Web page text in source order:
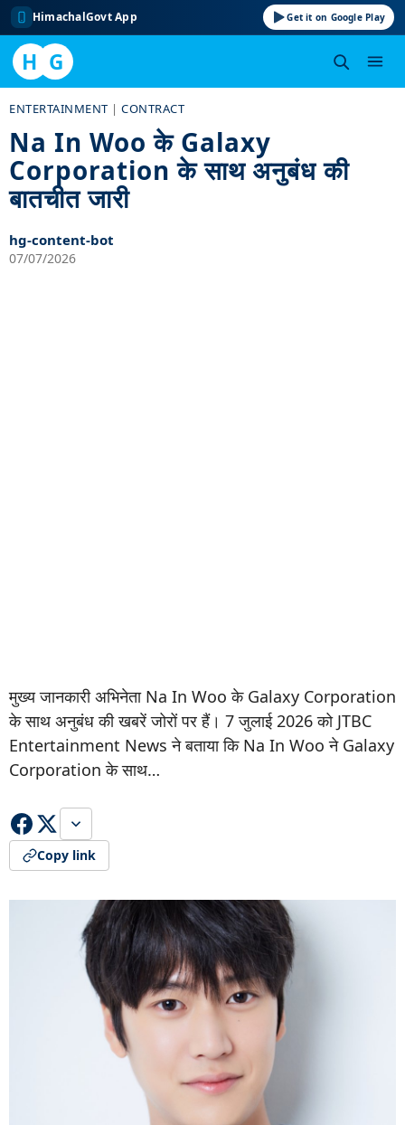
HimachalGovt App Get it on Google Play
H G
content
ENTERTAINMENT |CONTRACT
Na In Woo के Galaxy
Corporation के साथ अनुबंध की
बातचीत जारी
hg-content-bot
07/07/2026
मुख्य जानकारी अभिनेता Na In Woo के Galaxy Corporation
के साथ अनुबंध की खबरें जोरों पर हैं। 7 जुलाई 2026 को JTBC
Entertainment News ने बताया कि Na In Woo ने Galaxy
Corporation के साथ…
Copy link